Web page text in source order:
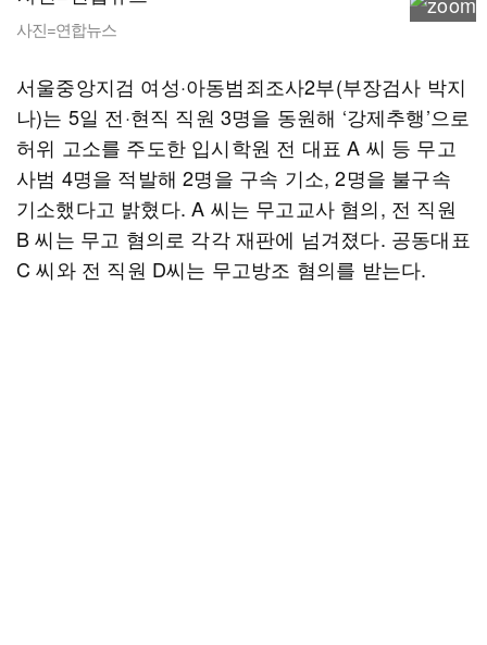
사진=연합뉴스
서울중앙지검 여성·아동범죄조사2부(부장검사 박지
나)는 5일 전·현직 직원 3명을 동원해 ‘강제추행’으로
허위 고소를 주도한 입시학원 전 대표 A 씨 등 무고
사범 4명을 적발해 2명을 구속 기소, 2명을 불구속
기소했다고 밝혔다. A 씨는 무고교사 혐의, 전 직원
B 씨는 무고 혐의로 각각 재판에 넘겨졌다. 공동대표
C 씨와 전 직원 D씨는 무고방조 혐의를 받는다.